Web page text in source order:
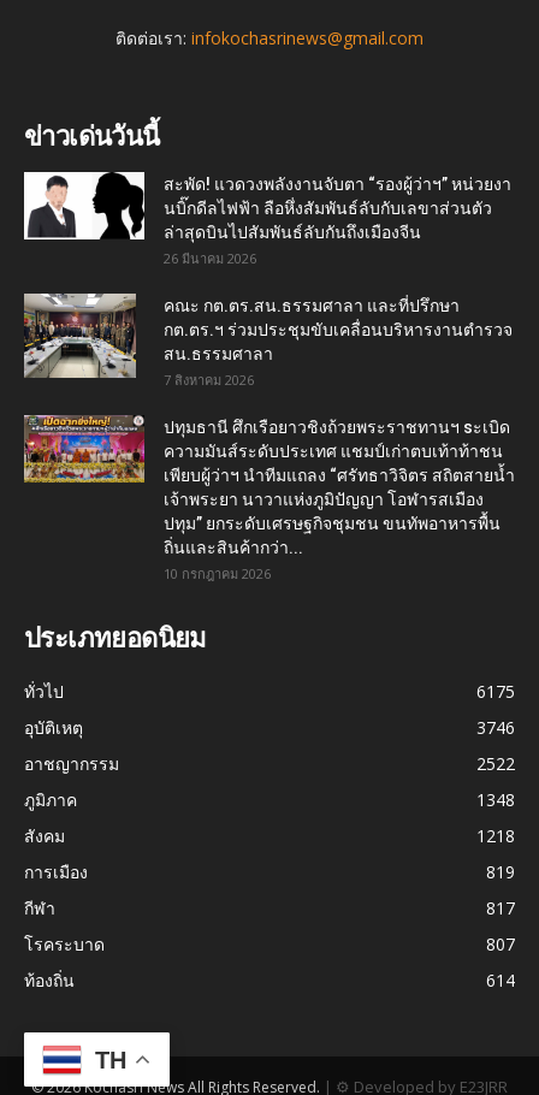
ติดต่อเรา: infokochasrinews@gmail.com
ข่าวเด่นวันนี้
สะพัด! แวดวงพลังงานจับตา “รองผู้ว่าฯ” หน่วยงา
นบิ๊กดีลไฟฟ้า ลือหึ่งสัมพันธ์ลับกับเลขาส่วนตัว
ล่าสุดบินไปสัมพันธ์ลับกันถึงเมืองจีน
26 มีนาคม 2026
คณะ กต.ตร.สน.ธรรมศาลา และที่ปรึกษา
กต.ตร.ฯ ร่วมประชุมขับเคลื่อนบริหารงานตำรวจ
สน.ธรรมศาลา
7 สิงหาคม 2026
ปทุมธานี ศึกเรือยาวชิงถ้วยพระราชทานฯ sะเบิด
ความมันส์ระดับประเทศ แชมป์เก่าตบเท้าท้าชน
เพียบผู้ว่าฯ นำทีมแถลง “ศรัทธาวิจิตร สถิตสายน้ำ
เจ้าพระยา นาวาแห่งภูมิปัญญา โอฬารสเมือง
ปทุม” ยกระดับเศรษฐกิจชุมชน ขนทัพอาหารพื้น
ถิ่นและสินค้ากว่า...
10 กรกฎาคม 2026
ประเภทยอดนิยม
ทั่วไป
6175
อุบัติเหตุ
3746
อาชญากรรม
2522
ภูมิภาค
1348
สังคม
1218
การเมือง
819
กีฬา
817
โรคระบาด
807
ท้องถิ่น
614
© 2026 Kochasri News All Rights Reserved. | ⚙ Developed by E23JRR
TH